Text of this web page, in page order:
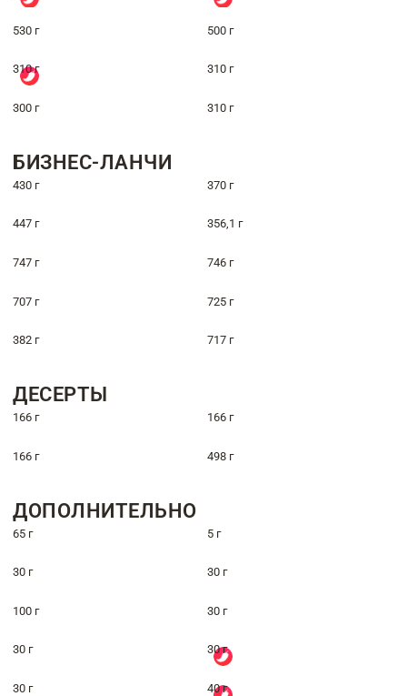
530 г 500 г
310 г 310 г
300 г 310 г
БИЗНЕС-ЛАНЧИ
430 г 370 г
447 г 356,1 г
747 г 746 г
707 г 725 г
382 г 717 г
ДЕСЕРТЫ
166 г 166 г
166 г 498 г
ДОПОЛНИТЕЛЬНО
65 г 5 г
30 г 30 г
100 г 30 г
30 г 30 г
30 г 40 г